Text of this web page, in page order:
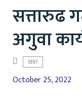
सत्तारुढ
अगुवा
खबर
October 25, 2022